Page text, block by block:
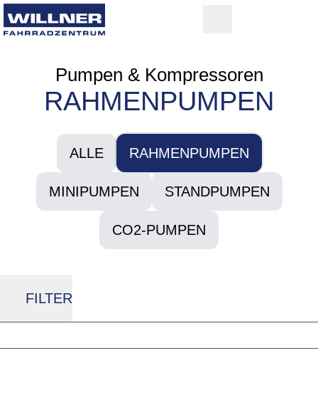
Pumpen & Kompressoren
RAHMENPUMPEN
ALLE RAHMENPUMPEN
MINIPUMPEN STANDPUMPEN
CO2-PUMPEN
FILTER